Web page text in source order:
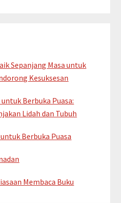
Sepanjang Masa untuk
Kesuksesan
Berbuka Puasa:
Lidah dan Tubuh
Berbuka Puasa
Membaca Buku